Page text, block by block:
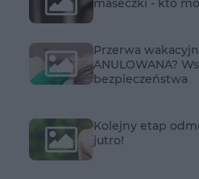
maseczki - kto
Przerwa
ANULOWANA?
bezpieczeństwa
Kolejny etap
jutro!